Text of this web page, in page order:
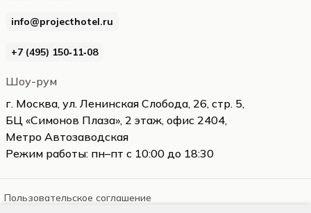
info@projecthotel.ru
+7 (495) 150‑11‑08
Шоу-рум
г. Москва, ул. Ленинская Слобода, 26, стр. 5,
БЦ «Симонов Плаза», 2 этаж, офис 2404,
Метро Автозаводская
Режим работы: пн–пт с 10:00 до 18:30
Пользовательское соглашение